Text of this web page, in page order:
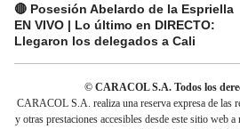
🔴 Posesión Abelardo de la Espriella
EN VIVO | Lo último en DIRECTO:
Llegaron los delegados a Cali
© CARACOL S.A. Todos los
CARACOL S.A. realiza una reserva expresa de las
y otras prestaciones accesibles desde este sitio web